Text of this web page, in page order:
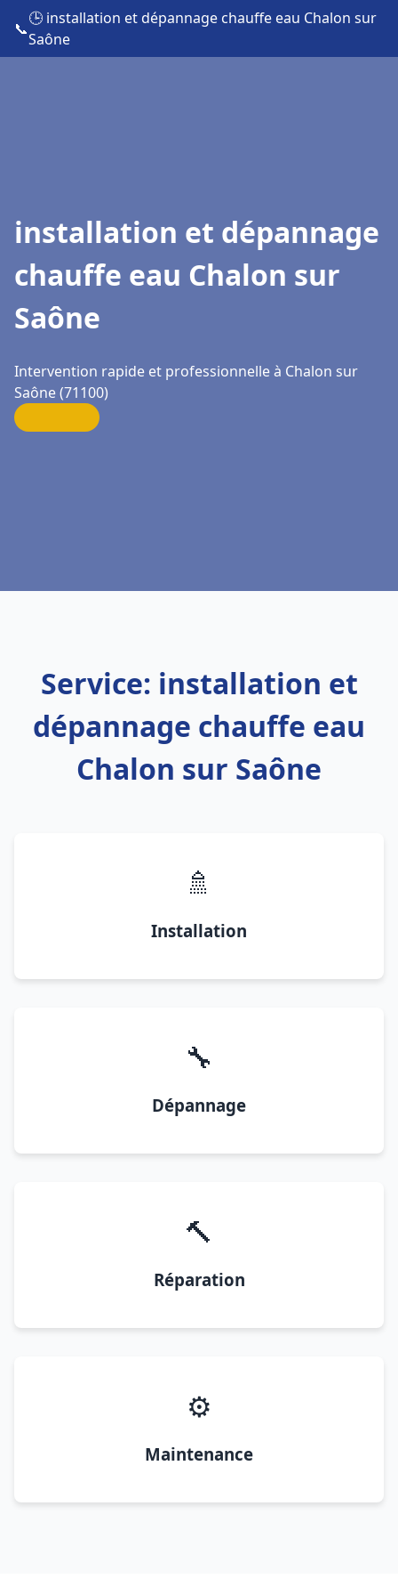
📞
🕒 installation et dépannage chauffe eau Chalon sur
Saône
installation et dépannage
chauffe eau Chalon sur
Saône
Intervention rapide et professionnelle à Chalon sur
Saône (71100)
Service: installation et
dépannage chauffe eau
Chalon sur Saône
🚿
Installation
🔧
Dépannage
🔨
Réparation
⚙️
Maintenance